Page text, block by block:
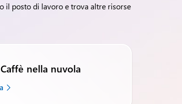
il posto di lavoro e trova altre risorse
nella nuvola